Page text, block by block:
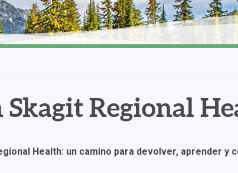
Regional
Health: un camino para devolver, aprender y